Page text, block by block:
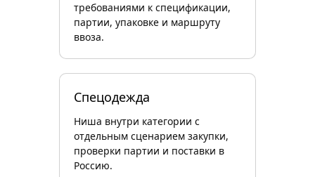
требованиями к спецификации,
партии, упаковке и маршруту
ввоза.
Спецодежда
Ниша внутри категории с
отдельным сценарием закупки,
проверки партии и поставки в
Россию.